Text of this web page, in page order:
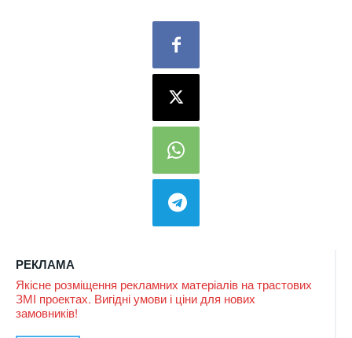
РЕКЛАМА
Якісне розміщення рекламних матеріалів на трастових
ЗМІ проектах. Вигідні умови і ціни для нових
замовників!